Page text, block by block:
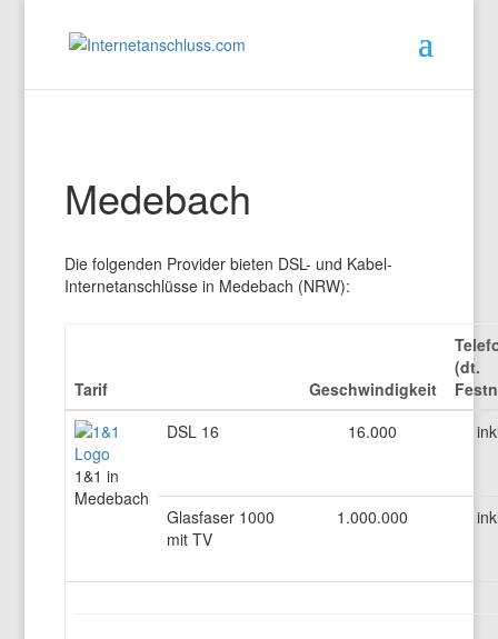
Medebach
Die folgenden Provider bieten DSL- und Kabel-
Internetanschlüsse in Medebach (NRW):
Tarif Geschwindigkeit
(dt.
1&1 in
Medebach
DSL 16 16.000
Glasfaser 1000
mit TV
1.000.000